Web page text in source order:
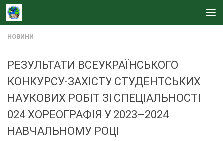
Skip to content
НОВИНИ
РЕЗУЛЬТАТИ ВСЕУКРАЇНСЬКОГО
КОНКУРСУ-ЗАХІСТУ СТУДЕНТСЬКИХ
НАУКОВИХ РОБІТ ЗІ СПЕЦІАЛЬНОСТІ
024 ХОРЕОГРАФІЯ У 2023–2024
НАВЧАЛЬНОМУ РОЦІ